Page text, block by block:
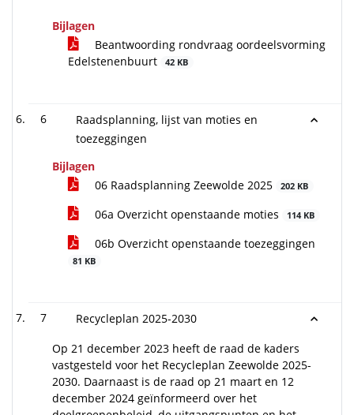
Bijlagen
Beantwoording rondvraag oordeelsvorming
Edelstenenbuurt
42 KB
6
Raadsplanning, lijst van moties en
toezeggingen
Bijlagen
06 Raadsplanning Zeewolde 2025
202 KB
06a Overzicht openstaande moties 114 KB
06b Overzicht openstaande toezeggingen
81 KB
7
Recycleplan 2025-2030
Op 21 december 2023 heeft de raad de kaders
vastgesteld voor het Recycleplan Zeewolde 2025-
2030. Daarnaast is de raad op 21 maart en 12
december 2024 geïnformeerd over het